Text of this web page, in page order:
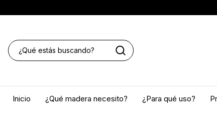
Inicio ¿Qué madera necesito? ¿Para qué uso?